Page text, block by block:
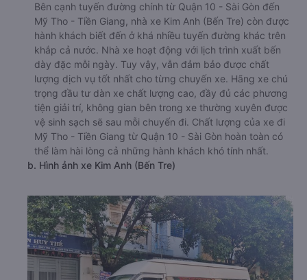
Bên cạnh tuyến đường chính từ Quận 10 - Sài Gòn đến
Mỹ Tho - Tiền Giang, nhà xe Kim Anh (Bến Tre) còn được
hành khách biết đến ở khá nhiều tuyến đường khác trên
khắp cả nước. Nhà xe hoạt động với lịch trình xuất bến
dày đặc mỗi ngày. Tuy vậy, vẫn đảm bảo được chất
lượng dịch vụ tốt nhất cho từng chuyến xe. Hãng xe chú
trọng đầu tư dàn xe chất lượng cao, đầy đủ các phương
tiện giải trí, không gian bên trong xe thường xuyên được
vệ sinh sạch sẽ sau mỗi chuyến đi. Chất lượng của xe đi
Mỹ Tho - Tiền Giang từ Quận 10 - Sài Gòn hoàn toàn có
thể làm hài lòng cả những hành khách khó tính nhất.
b. Hình ảnh xe Kim Anh (Bến Tre)